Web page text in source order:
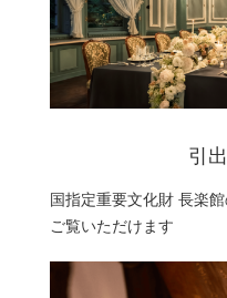
引
国指定重要文化財 長楽
ご覧いただけます